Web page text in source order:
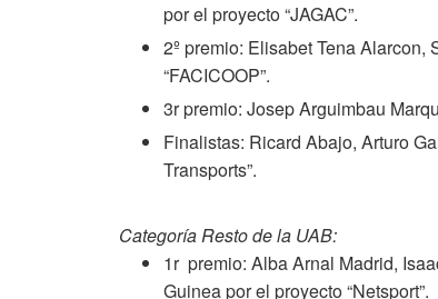
por el proyecto “JAGAC”.
2º premio: Elisabet Tena
“FACICOOP”.
3r premio: Josep Arguimbau
Finalistas: Ricard Abajo, Arturo
Transports”.
Categoría Resto de la UAB:
1r premio: Alba Arnal Madrid,
Guinea por el proyecto “Netsport”.